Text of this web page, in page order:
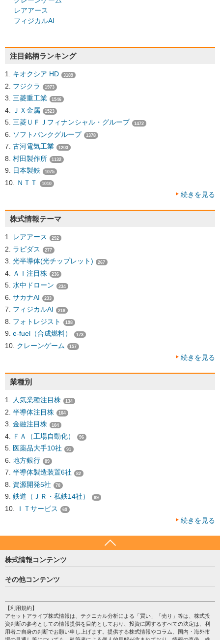
レアアース
フィジカルAI
注目銘柄ランキング
キオクシア HD 3189
フジクラ 1973
三菱重工業 1546
ＪＸ金属 1523
三菱ＵＦＪフィナンシャル・グループ 1472
ソフトバンクグループ 1378
古河電気工業 1203
村田製作所 1132
日本製鉄 1075
ＮＴＴ 1010
続きを見る
株式情報テーマ
レアアース 292
ラピダス 277
光半導体(光チップレット) 267
ＡＩ注目株 236
水中ドローン 234
サカナAI 233
フィジカルAI 218
フォトレジスト 198
e-fuel（合成燃料） 173
クレーンゲーム 157
続きを見る
業種別
人気業種注目株 134
半導体注目株 104
金融注目株 104
ＦＡ（工場自動化） 96
医薬品大手10社 91
地方銀行 89
半導体製造装置6社 82
資源開発5社 70
鉄道（ＪＲ・私鉄14社） 69
ＩＴサービス 69
続きを見る
株式情報コンテンツ
日経平均
売買シグナル
注目銘柄
株テーマ情報
海外市況
投資カレンダー
その他コンテンツ
個人情報保護方針
プライバシーポリシー
会社案内
【利用規約】
アセットアライブ株式情報は、テクニカル分析による「買い」「売り」等は、株式投
資判断の参考としての情報提供を目的としており、投資に関するすべての決定は、利
用者ご自身の判断でお願い申し上げます。提供する株式情報やコラム、国内・海外市